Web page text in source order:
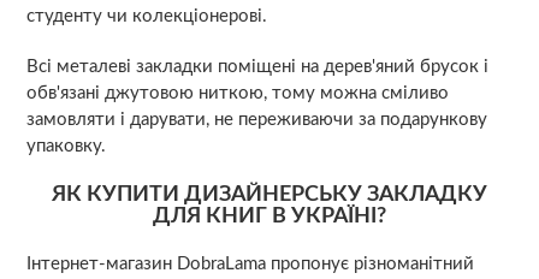
студенту чи колекціонерові.
Всі металеві закладки поміщені на дерев'яний брусок і
обв'язані джутовою ниткою, тому можна сміливо
замовляти і дарувати, не переживаючи за подарункову
упаковку.
ЯК КУПИТИ ДИЗАЙНЕРСЬКУ ЗАКЛАДКУ
ДЛЯ КНИГ В УКРАЇНІ?
Інтернет-магазин DobraLama пропонує різноманітний